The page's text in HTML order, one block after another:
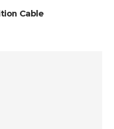
Cable